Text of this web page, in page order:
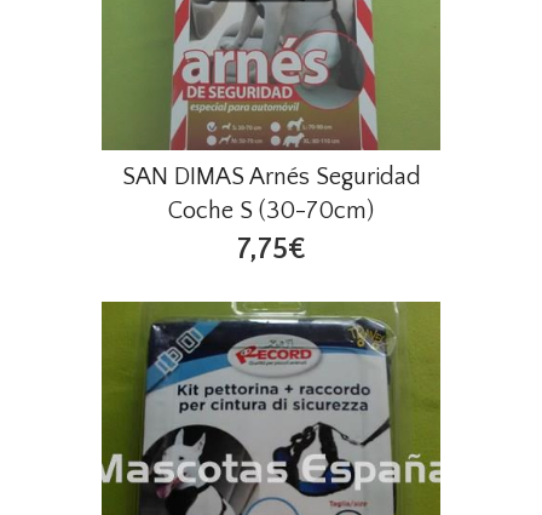
SAN DIMAS Arnés Seguridad
Coche S (30-70cm)
7,75€